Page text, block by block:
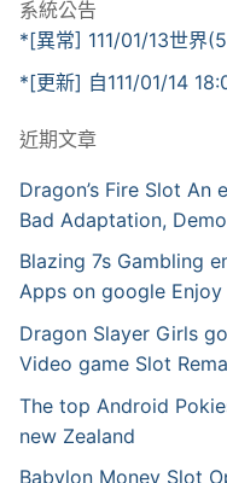
系統公告
*[異常] 111/01/13世界
*[更新] 自111/01/14
近期文章
Dragon’s Fire Slot An
Bad Adaptation,
Blazing 7s Gambling
Apps on google Enjoy
Dragon Slayer Girls
Video game Slot
The top Android
new Zealand
Babylon Money Slot